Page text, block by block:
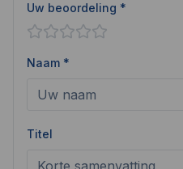
Uw beoordeling *
Naam *
Titel